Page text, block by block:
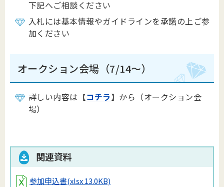
下記へご相談ください
入札には基本情報やガイドラインを承諾の上ご参
加ください
オークション会場（7/14～）
詳しい内容は【コチラ】から（オークション会
場）
関連資料
参加申込書(xlsx 13.0KB)